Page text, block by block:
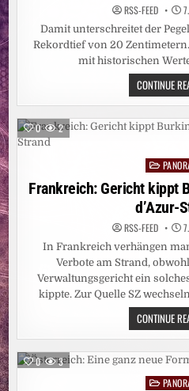
RSS-FEED
Damit unterschreitet der
Rekordtief von 20
mit historischen
CONTINUE
0 2
Posted
in
Frankreich: Gericht kippt
d’Azur-
RSS-FEED
In Frankreich verhängen
Verbote am Strand,
Verwaltungsgericht ein
kippte. Zur Quelle SZ
CONTINUE
0 3
Posted